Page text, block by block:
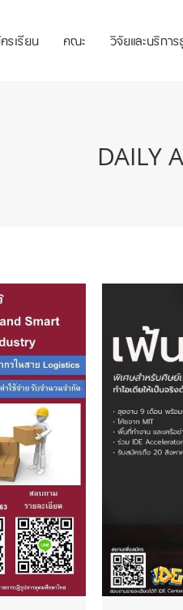
รเรียน คณะ วิจัยและบริกา
DAILY